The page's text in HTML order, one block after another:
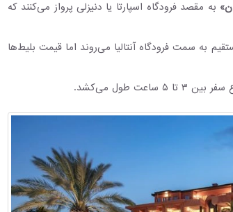
به مقصد فرودگاه اسپارتا یا دنیزلی پرواز می‌کنند که
به سمت فرودگاه آنتالیا می‌روند اما قیمت بلیط‌ها
طول می‌کشد.